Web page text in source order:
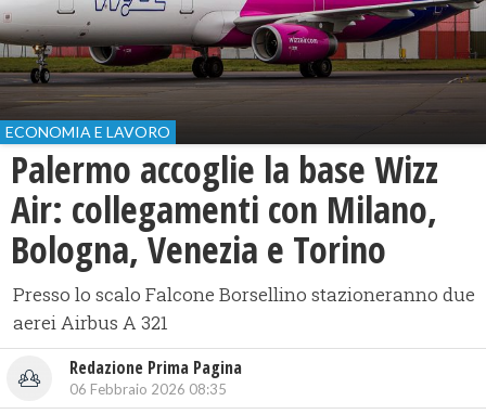
ECONOMIA E LAVORO
Palermo accoglie la base Wizz
Air: collegamenti con Milano,
Bologna, Venezia e Torino
Presso lo scalo Falcone Borsellino stazioneranno due
aerei Airbus A 321
Redazione Prima Pagina
06 Febbraio 2026 08:35